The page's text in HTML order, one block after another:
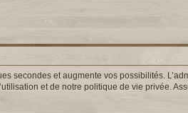
secondes et augmente vos possibilités.
et de notre politique de vie privée.